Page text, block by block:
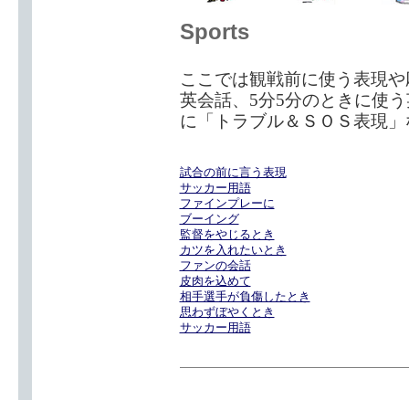
Sports
ここでは観戦前に使う表現
英会話、5分5分のときに使
に「トラブル＆ＳＯＳ表現
試合の前に言う表現
サッカー用語
ファインプレーに
ブーイング
監督をやじるとき
カツを入れたいとき
ファンの会話
皮肉を込めて
相手選手が負傷したとき
思わずぼやくとき
サッカー用語